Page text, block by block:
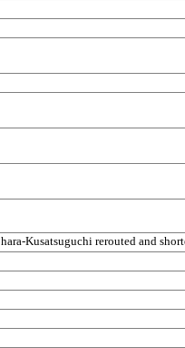
Kusatsuguchi rerouted and